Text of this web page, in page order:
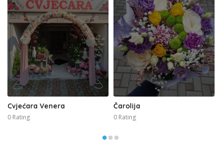
Cvjećara Venera
0 Rating
Čarolija
0 Rating